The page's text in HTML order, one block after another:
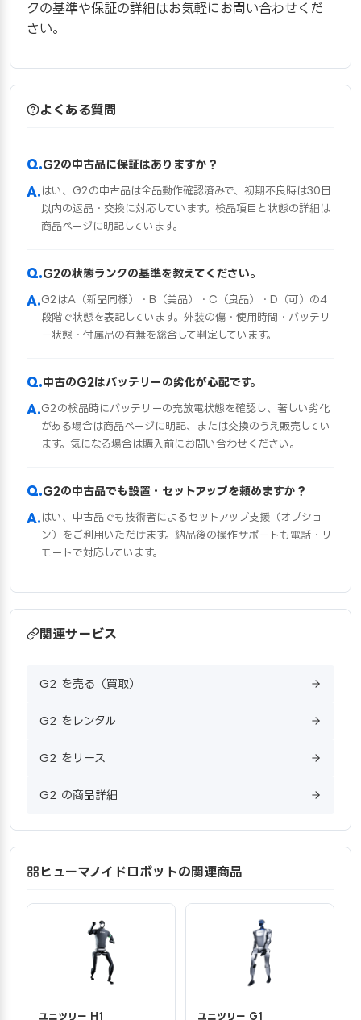
クの基準や保証の詳細はお気軽にお問い合わせくだ
さい。
よくある質問
G2の中古品に保証はありますか？
はい、G2の中古品は全品動作確認済みで、初期不良時は30日
以内の返品・交換に対応しています。検品項目と状態の詳細は
商品ページに明記しています。
G2の状態ランクの基準を教えてください。
G2はA（新品同様）・B（美品）・C（良品）・D（可）の4
段階で状態を表記しています。外装の傷・使用時間・バッテリ
ー状態・付属品の有無を総合して判定しています。
中古のG2はバッテリーの劣化が心配です。
G2の検品時にバッテリーの充放電状態を確認し、著しい劣化
がある場合は商品ページに明記、または交換のうえ販売してい
ます。気になる場合は購入前にお問い合わせください。
G2の中古品でも設置・セットアップを頼めますか？
はい、中古品でも技術者によるセットアップ支援（オプショ
ン）をご利用いただけます。納品後の操作サポートも電話・リ
モートで対応しています。
関連サービス
G2 を売る（買取）
G2 をレンタル
G2 をリース
G2 の商品詳細
ヒューマノイドロボットの関連商品
ユニツリー H1 ユニツリー G1